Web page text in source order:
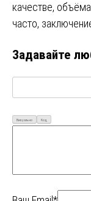
качестве,
часто,
Задавайте
Визуально Код